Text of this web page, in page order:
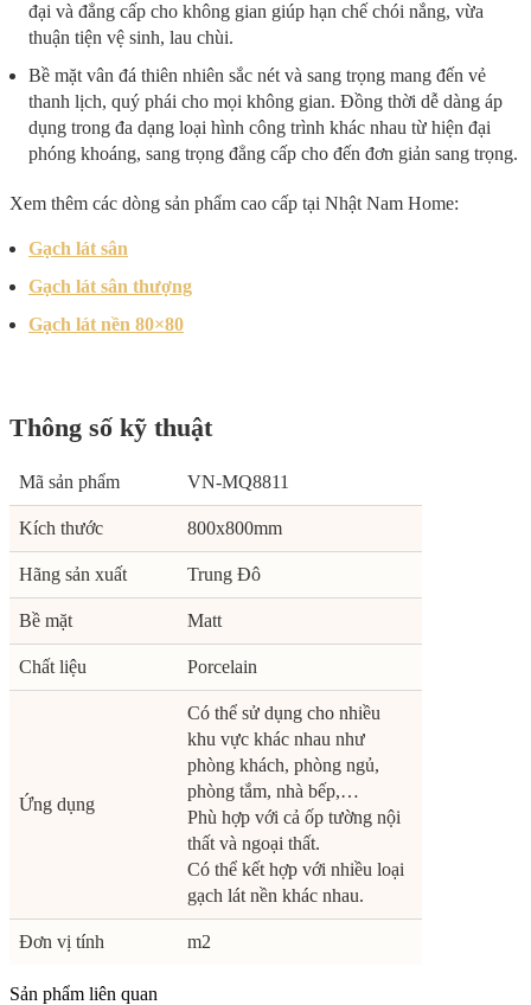
đại và đẳng cấp cho không gian giúp hạn chế chói nắng, vừa
thuận tiện vệ sinh, lau chùi.
Bề mặt vân đá thiên nhiên sắc nét và sang trọng mang đến vẻ
thanh lịch, quý phái cho mọi không gian. Đồng thời dễ dàng áp
dụng trong đa dạng loại hình công trình khác nhau từ hiện đại
phóng khoáng, sang trọng đẳng cấp cho đến đơn giản sang trọng.
Xem thêm các dòng sản phẩm cao cấp tại Nhật Nam Home:
Gạch lát sân
Gạch lát sân thượng
Gạch lát nền 80×80
Thông số kỹ thuật
Mã sản phẩm VN-MQ8811
Kích thước 800x800mm
Hãng sản xuất Trung Đô
Bề mặt Matt
Chất liệu Porcelain
Ứng dụng
Có thể sử dụng cho nhiều
khu vực khác nhau như
phòng khách, phòng ngủ,
phòng tắm, nhà bếp,…
Phù hợp với cả ốp tường nội
thất và ngoại thất.
Có thể kết hợp với nhiều loại
gạch lát nền khác nhau.
Đơn vị tính m2
Sản phẩm liên quan